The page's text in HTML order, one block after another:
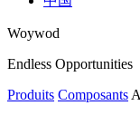
Woywod
Endless Opportunities
Produits Composants